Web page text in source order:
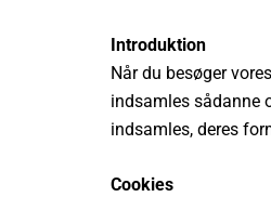
Introduktion
Når du besøger
indsamles sådanne
indsamles, deres
Cookies